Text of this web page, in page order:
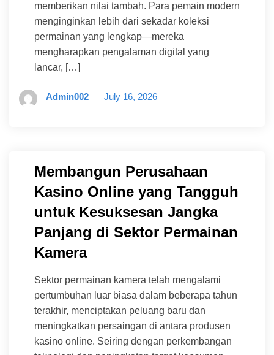
memberikan nilai tambah. Para pemain modern
menginginkan lebih dari sekadar koleksi
permainan yang lengkap—mereka
mengharapkan pengalaman digital yang
lancar, […]
Admin002 July 16, 2026
Membangun Perusahaan
Kasino Online yang Tangguh
untuk Kesuksesan Jangka
Panjang di Sektor Permainan
Kamera
Sektor permainan kamera telah mengalami
pertumbuhan luar biasa dalam beberapa tahun
terakhir, menciptakan peluang baru dan
meningkatkan persaingan di antara produsen
kasino online. Seiring dengan perkembangan